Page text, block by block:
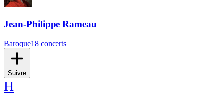
Jean-Philippe Rameau
Baroque18 concerts
Suivre
H